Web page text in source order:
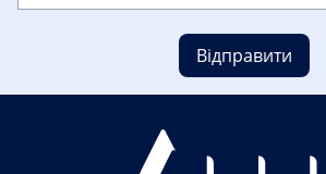
Відправити